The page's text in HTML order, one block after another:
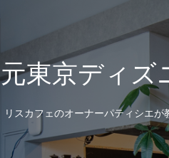
元東京ディズ
リスカフェのオーナーパティシエ